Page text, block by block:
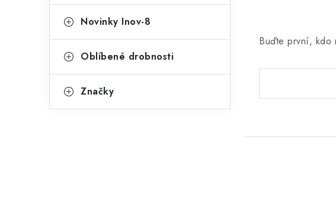
Novinky Inov-8
Oblíbené drobnosti
Značky
Buďte první, kdo